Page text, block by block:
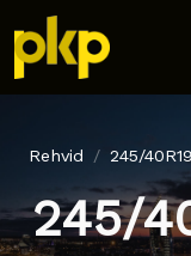
Rehvid 245/
245/